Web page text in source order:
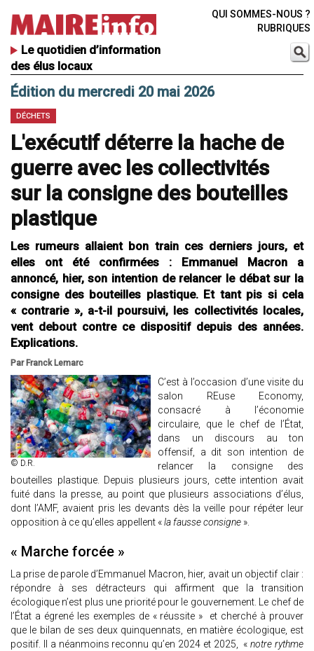
Le quotidien d’information
des élus locaux
QUI SOMMES-NOUS ?
RUBRIQUES
Édition du mercredi 20 mai 2026
DÉCHETS
L'exécutif déterre la hache de
guerre avec les collectivités
sur la consigne des bouteilles
plastique
Les rumeurs allaient bon train ces derniers jours, et
elles ont été confirmées : Emmanuel Macron a
annoncé, hier, son intention de relancer le débat sur la
consigne des bouteilles plastique. Et tant pis si cela
« contrarie », a-t-il poursuivi, les collectivités locales,
vent debout contre ce dispositif depuis des années.
Explications.
Par Franck Lemarc
© D.R.
C’est à l’occasion d’une visite du
salon REuse Economy,
consacré à l’économie
circulaire, que le chef de l’État,
dans un discours au ton
offensif, a dit son intention de
relancer la consigne des
bouteilles plastique. Depuis plusieurs jours, cette intention avait
fuité dans la presse, au point que plusieurs associations d’élus,
dont l’AMF, avaient pris les devants dès la veille pour répéter leur
opposition à ce qu’elles appellent «la fausse consigne ».
« Marche forcée »
La prise de parole d’Emmanuel Macron, hier, avait un objectif clair :
répondre à ses détracteurs qui affirment que la transition
écologique n’est plus une priorité pour le gouvernement. Le chef de
l’État a égrené les exemples de « réussite » et cherché à prouver
que le bilan de ses deux quinquennats, en matière écologique, est
positif. Il a néanmoins reconnu qu’en 2024 et 2025, «notre rythme